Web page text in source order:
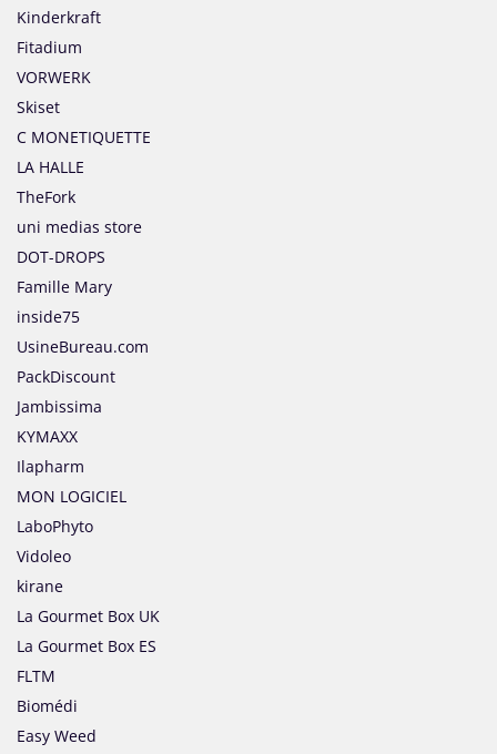
Kinderkraft
Fitadium
VORWERK
Skiset
C MONETIQUETTE
LA HALLE
TheFork
uni medias store
DOT-DROPS
Famille Mary
inside75
UsineBureau.com
PackDiscount
Jambissima
KYMAXX
Ilapharm
MON LOGICIEL
LaboPhyto
Vidoleo
kirane
La Gourmet Box UK
La Gourmet Box ES
FLTM
Biomédi
Easy Weed